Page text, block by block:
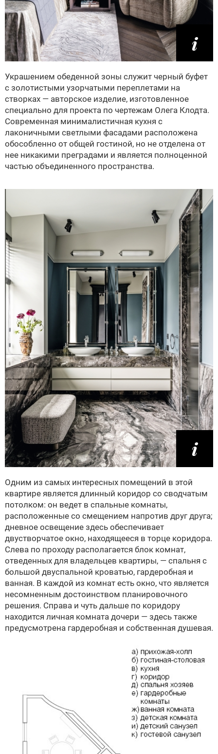
Украшением обеденной зоны служит черный буфет
с золотистыми узорчатыми переплетами на
створках — авторское изделие, изготовленное
специально для проекта по чертежам Олега Клодта.
Современная минималистичная кухня с
лаконичными светлыми фасадами расположена
обособленно от общей гостиной, но не отделена от
нее никакими преградами и является полноценной
частью объединенного пространства.
Одним из самых интересных помещений в этой
квартире является длинный коридор со сводчатым
потолком: он ведет в спальные комнаты,
расположенные со смещением напротив друг друга;
дневное освещение здесь обеспечивает
двустворчатое окно, находящееся в торце коридора.
Слева по проходу располагается блок комнат,
отведенных для владельцев квартиры, — спальня с
большой двуспальной кроватью, гардеробная и
ванная. В каждой из комнат есть окно, что является
несомненным достоинством планировочного
решения. Справа и чуть дальше по коридору
находится личная комната дочери — здесь также
предусмотрена гардеробная и собственная душевая.